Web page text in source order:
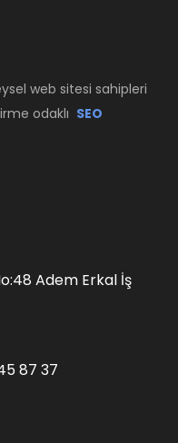
web sitesi sahipleri
odaklı SEO
Adem Erkal İş
87 37